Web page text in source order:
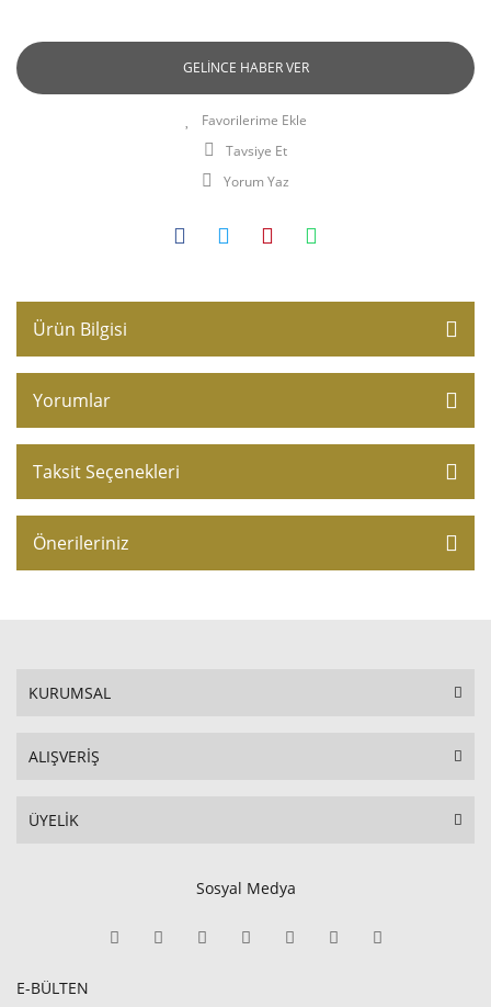
GELİNCE HABER VER
Tavsiye Et
Yorum Yaz
Ürün Bilgisi
Yorumlar
Taksit Seçenekleri
Önerileriniz
KURUMSAL
ALIŞVERİŞ
ÜYELİK
Sosyal Medya
E-BÜLTEN